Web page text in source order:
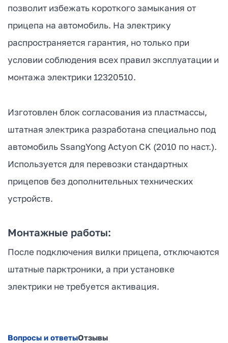
позволит избежать короткого замыкания от
прицепа на автомобиль. На электрику
распространяется гарантия, но только при
условии соблюдения всех правил эксплуатации и
монтажа электрики 12320510.
Изготовлен блок согласования из пластмассы,
штатная электрика разработана специально под
автомобиль SsangYong Actyon CK (2010 по наст.).
Используется для перевозки стандартных
прицепов без дополнительных технических
устройств.
Монтажные работы:
После подключения вилки прицепа, отключаются
штатные парктроники, а при установке
электрики не требуется активация.
Вопросы и ответыОтзывы